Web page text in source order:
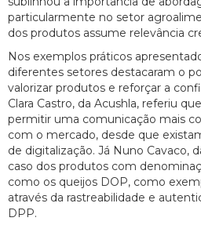
particularmente no setor
dos produtos assume relevância
Nos exemplos práticos
diferentes setores destacaram o
valorizar produtos e reforçar a
Clara Castro, da Acushla, referiu
permitir uma comunicação mais
com o mercado, desde que
de digitalização. Já Nuno Cavaco,
caso dos produtos com
como os queijos DOP, como
através da rastreabilidade e
DPP.